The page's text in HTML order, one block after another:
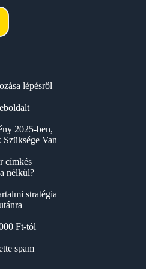
lépésről
2025-ben,
Van
címkés
nélkül?
stratégia
Ft-tól
spam